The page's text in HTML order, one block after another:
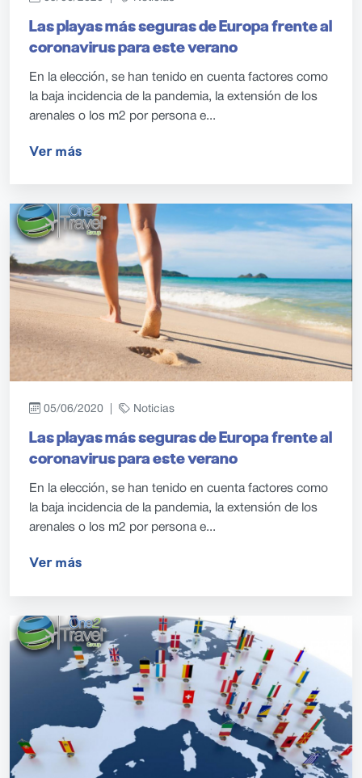
Las playas más seguras de Europa frente al
coronavirus para este verano
En la elección, se han tenido en cuenta factores como
la baja incidencia de la pandemia, la extensión de los
arenales o los m2 por persona e...
Ver más
05/06/2020 | Noticias
Las playas más seguras de Europa frente al
coronavirus para este verano
En la elección, se han tenido en cuenta factores como
la baja incidencia de la pandemia, la extensión de los
arenales o los m2 por persona e...
Ver más